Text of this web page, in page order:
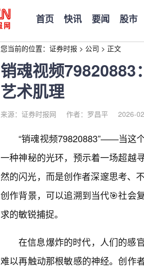
首页 快讯 要闻 股市
您当前的位置： 证券时报 > 公司 > 正文
销魂视频79820883
艺术肌理
来源：证券时报网 作者：罗昌平 2026-
“销魂视频79820883”——当这
一种神秘的光环，预示着一场超越
然的闪光，而是创作者深邃思考、
创作背景，可以追溯到当代🎯社会
求的敏锐捕捉。
在信息爆炸的时代，人们的感
难以再触动那根敏感的神经。创作